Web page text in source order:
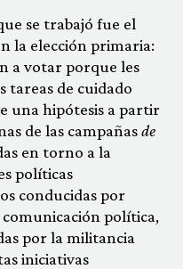
se trabajó fue el
la elección primaria:
a votar porque les
tareas de cuidado
una hipótesis a partir
de las campañasde
en torno a la
políticas
conducidas por
comunicación política,
por la militancia
iniciativas